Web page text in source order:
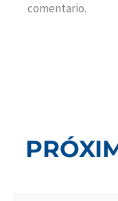
comentario.